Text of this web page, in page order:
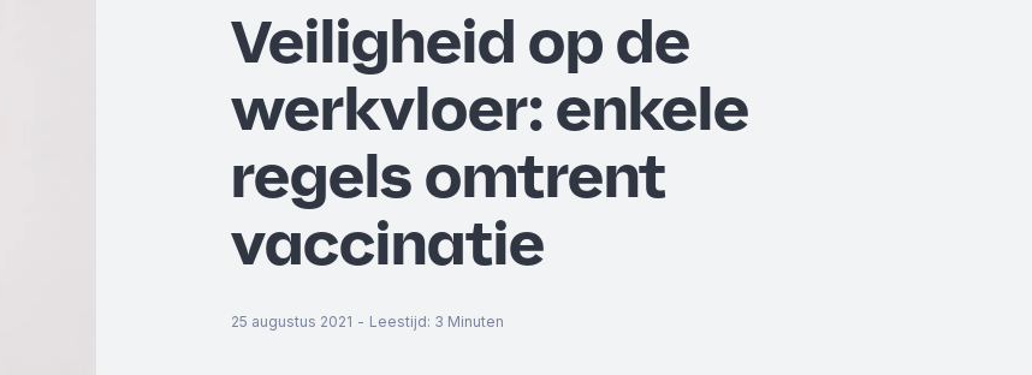
Veiligheid op de
werkvloer: enkele
regels omtrent
vaccinatie
25 augustus 2021 - Leestijd: 3 Minuten